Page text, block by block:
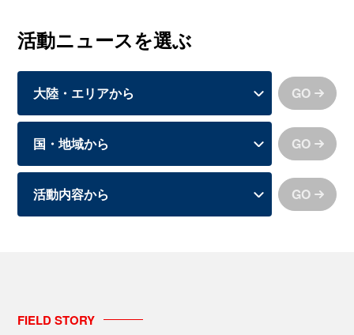
活動ニュースを選ぶ
GO
GO
GO
FIELDSTORY